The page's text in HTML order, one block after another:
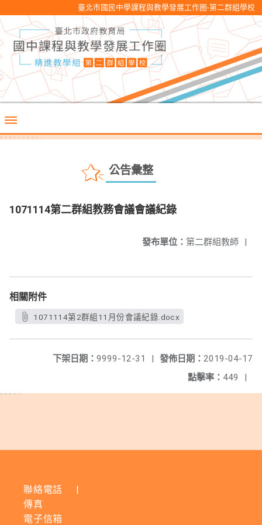
臺北市國民中學課程與教學發展工作圈-第二群組學校
公告彙整
1071114第二群組教務會議會議紀錄
發布單位： 第二群組教師 |
相關附件
1071114第2群組11月份會議紀錄.docx
發佈日期： 2019-04-17
下架日期： 9999-12-31
|
點擊率： 449 |
聯絡電話
|
傳真
電子信箱